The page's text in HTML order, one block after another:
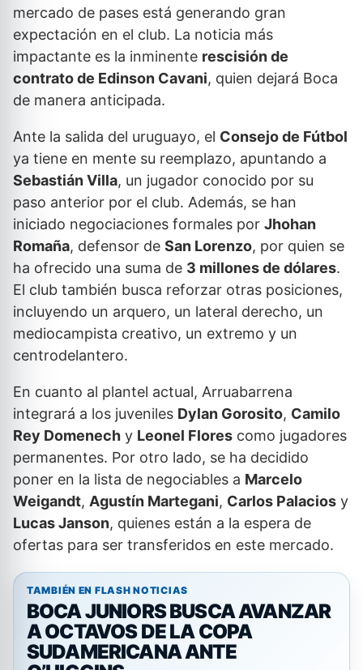
mercado de pases está generando gran
expectación en el club. La noticia más
impactante es la inminente rescisión de
contrato de Edinson Cavani, quien dejará Boca
de manera anticipada.
Ante la salida del uruguayo, el Consejo de Fútbol
ya tiene en mente su reemplazo, apuntando a
Sebastián Villa, un jugador conocido por su
paso anterior por el club. Además, se han
iniciado negociaciones formales por Jhohan
Romaña, defensor de San Lorenzo, por quien se
ha ofrecido una suma de 3 millones de dólares.
El club también busca reforzar otras posiciones,
incluyendo un arquero, un lateral derecho, un
mediocampista creativo, un extremo y un
centrodelantero.
En cuanto al plantel actual, Arruabarrena
integrará a los juveniles Dylan Gorosito, Camilo
Rey Domenech y Leonel Flores como jugadores
permanentes. Por otro lado, se ha decidido
poner en la lista de negociables a Marcelo
Weigandt, Agustín Martegani, Carlos Palacios y
Lucas Janson, quienes están a la espera de
ofertas para ser transferidos en este mercado.
TAMBIÉN EN FLASH NOTICIAS
BOCA JUNIORS BUSCA AVANZAR
A OCTAVOS DE LA COPA
SUDAMERICANA ANTE